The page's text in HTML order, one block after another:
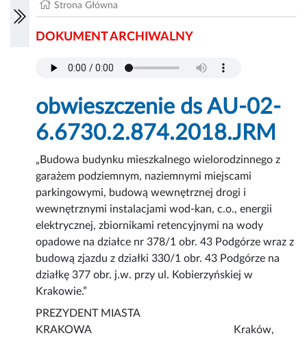
Strona Główna
DOKUMENT ARCHIWALNY
obwieszczenie ds AU-02-
6.6730.2.874.2018.JRM
„Budowa budynku mieszkalnego wielorodzinnego z
garażem podziemnym, naziemnymi miejscami
parkingowymi, budową wewnętrznej drogi i
wewnętrznymi instalacjami wod-kan, c.o., energii
elektrycznej, zbiornikami retencyjnymi na wody
opadowe na działce nr 378/1 obr. 43 Podgórze wraz z
budową zjazdu z działki 330/1 obr. 43 Podgórze na
działkę 377 obr. j.w. przy ul. Kobierzyńskiej w
Krakowie.”
PREZYDENT MIASTA
KRAKOWA Kraków,